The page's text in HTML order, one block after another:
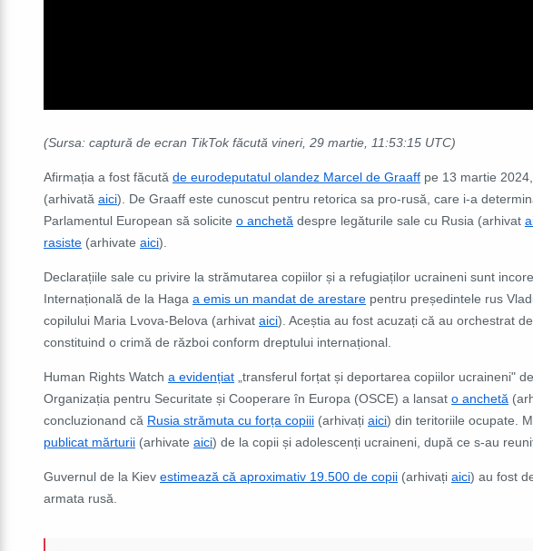
(Sursa: captură de ecran TikTok făcută vineri, 29 martie, 11:53:15 UTC)
Afirmația a fost făcută de eurodeputatul olandez Marcel de Graaff pe 13 martie
(arhivată aici). De Graaff este cunoscut pentru retorica sa pro-rusă, care i-a
Parlamentul European să solicite o anchetă despre legăturile sale cu Rusia (arhivat
rasiste (arhivate aici).
Declarațiile sale cu privire la strămutarea copiilor și a refugiaților ucraineni sunt
Internațională de la Haga a emis un mandat de arestare pentru președintele rus
copilului Maria Lvova-Belova (arhivat aici). Aceștia au fost acuzați că au orchestrat
constituind o crimă de război conform dreptului internațional.
Human Rights Watch a evidențiat „transferul forțat și deportarea copiilor ucraineni"
Organizația pentru Securitate și Cooperare în Europa (OSCE) a lansat o anchetă
concluzionand că Rusia strămuta cu forța copiii (arhivați aici) din teritoriile ocupate.
publicat mărturii (arhivate aici) de la copii și adolescenți ucraineni, după ce s-au
Guvernul de la Kiev estimează că aproximativ 19.500 de copii (arhivați aici) au fost
armata rusă.